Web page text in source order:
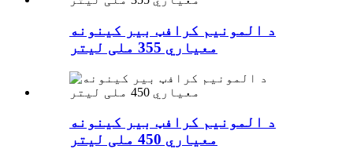
د المونیم کرافټ بیر کینونه
معیاري 355 ملی لیتر
د المونیم کرافټ بیر کینونه
معیاري 450 ملی لیتر